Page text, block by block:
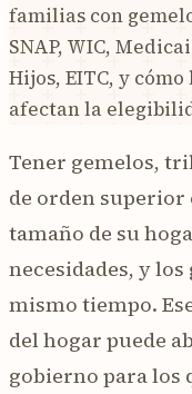
familias con
SNAP, WIC,
Hijos, EITC, y
afectan la
Tener gemelos,
de orden
tamaño de su
necesidades, y
mismo tiempo.
del hogar puede
gobierno para los